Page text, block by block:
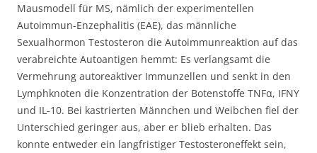
Mausmodell für MS, nämlich der experimentellen
Autoimmun-Enzephalitis (EAE), das männliche
Sexualhormon Testosteron die Autoimmunreaktion auf das
verabreichte Autoantigen hemmt: Es verlangsamt die
Vermehrung autoreaktiver Immunzellen und senkt in den
Lymphknoten die Konzentration der Botenstoffe TNFα, IFNΥ
und IL-10. Bei kastrierten Männchen und Weibchen fiel der
Unterschied geringer aus, aber er blieb erhalten. Das
konnte entweder ein langfristiger Testosteroneffekt sein,